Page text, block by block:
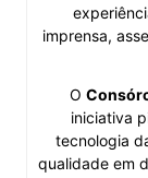
imprensa,
O
iniciativa
tecnologia
qualidade em